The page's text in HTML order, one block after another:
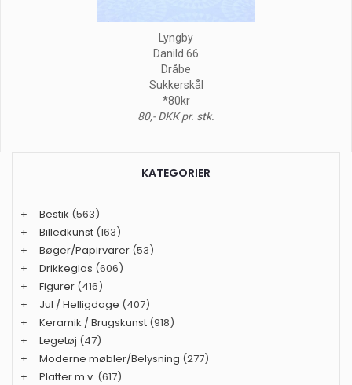
Lyngby
Danild 66
Dråbe
Sukkerskål
*80kr
80,- DKK pr. stk.
KATEGORIER
+ Bestik (563)
+
Billedkunst (163)
+
Bøger/Papirvarer (53)
+
Drikkeglas (606)
+
Figurer (416)
+
Jul / Helligdage (407)
+
Keramik / Brugskunst (918)
+
Legetøj (47)
+
Moderne møbler/Belysning (277)
+
Platter m.v. (617)